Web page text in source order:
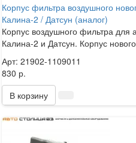
Корпус фильтра воздушного
Калина-2 / Датсун (аналог)
Корпус воздушного фильтра для
Калина-2 и Датсун. Корпус
Арт: 21902-1109011
830 р.
В корзину